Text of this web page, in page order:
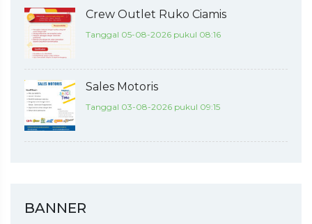
Crew Outlet Ruko Ciamis
Tanggal 05-08-2026 pukul 08:16
Sales Motoris
Tanggal 03-08-2026 pukul 09:15
BANNER